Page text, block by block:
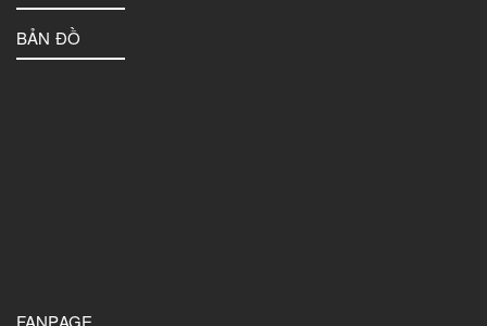
BẢN ĐỒ
FANPAGE